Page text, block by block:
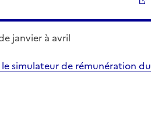
janvier à avril
simulateur de rémunération du